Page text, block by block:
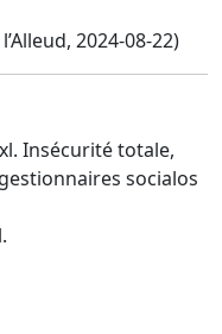
2024-08-22)
Insécurité totale,
socialos